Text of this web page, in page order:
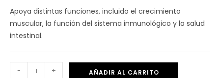
Apoya distintas funciones, incluido el crecimiento
muscular, la función del sistema inmunológico y la salud
intestinal.
- + AÑADIR AL CARRITO